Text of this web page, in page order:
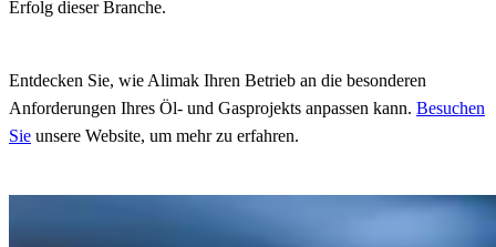
Erfolg dieser Branche.
Entdecken Sie, wie Alimak Ihren Betrieb an die besonderen
Anforderungen Ihres Öl- und Gasprojekts anpassen kann. Besuchen
Sie unsere Website, um mehr zu erfahren.